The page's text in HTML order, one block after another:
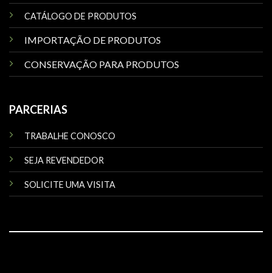
CATÁLOGO DE PRODUTOS
IMPORTAÇÃO DE PRODUTOS
CONSERVAÇÃO PARA PRODUTOS
PARCERIAS
TRABALHE CONOSCO
SEJA REVENDEDOR
SOLICITE UMA VISITA